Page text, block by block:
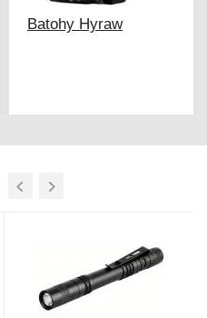
Batohy Hyraw